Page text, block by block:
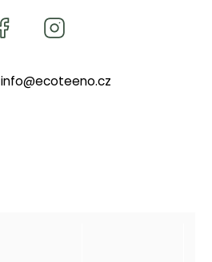
info@ecoteeno.cz